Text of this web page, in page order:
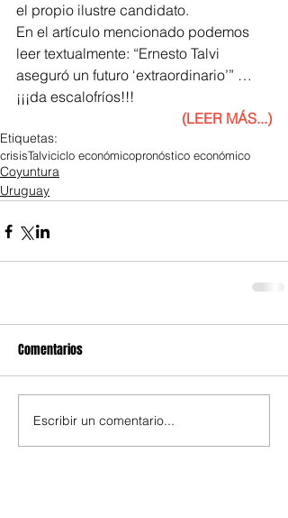
el propio ilustre candidato.
En el artículo mencionado podemos
leer textualmente: “Ernesto Talvi
aseguró un futuro ‘extraordinario’” …
¡¡¡da escalofríos!!!
(LEER MÁS...)
Etiquetas:
crisisTalviciclo económicopronóstico económico
Coyuntura
Uruguay
Comentarios
Escribir un comentario...